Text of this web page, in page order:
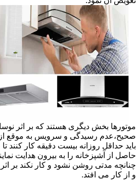
موتورها بخش دیگری هستند که بر اثر
صحیح،عدم رسیدگی و سرویس به موقع از
باید حداقل روزانه بیست دقیقه کار کنند
حاصل از آشپزخانه را به بیرون هدایت
چنانچه مدتی روشن نشود و کار نکند بر
و از کار می افتد.